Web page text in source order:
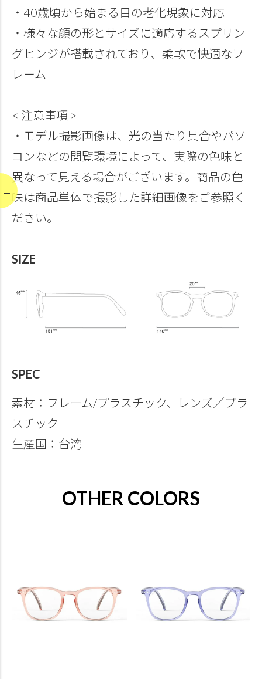
・40歳頃から始まる目の老化現象に対応
・様々な顔の形とサイズに適応するスプリン
グヒンジが搭載されており、柔軟で快適なフ
レーム
< 注意事項 >
・モデル撮影画像は、光の当たり具合やパソ
コンなどの閲覧環境によって、実際の色味と
異なって見える場合がございます。商品の色
味は商品単体で撮影した詳細画像をご参照く
ださい。
SIZE
SPEC
素材：フレーム/プラスチック、レンズ／プラ
スチック
生産国：台湾
OTHER COLORS